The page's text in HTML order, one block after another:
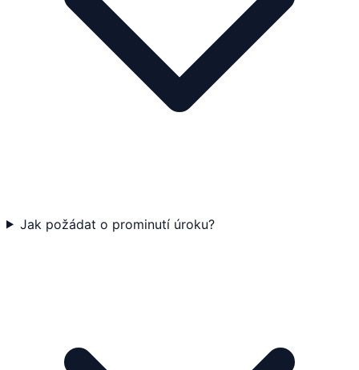
Jak požádat o prominutí úroku?